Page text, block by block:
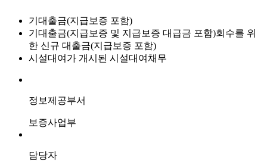
기대출금(지급보증 포함)
기대출금(지급보증 및 지급보증 대급금 포함)회수를 위
한 신규 대출금(지급보증 포함)
시설대여가 개시된 시설대여채무
정보제공부서
보증사업부
담당자